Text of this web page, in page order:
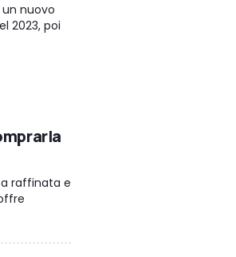
nuovo
2023, poi
raffinata e